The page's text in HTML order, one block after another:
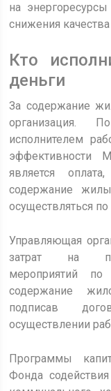
на
снижения
Кто
деньги
За содержание
организация.
исполнителем
эффективности
является
содержание
осуществляться
Управляющая
затрат на
мероприятий
содержание
подписав
осуществлении
Программы
Фонда